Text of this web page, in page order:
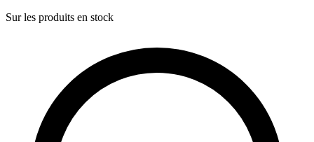
Sur les produits en stock